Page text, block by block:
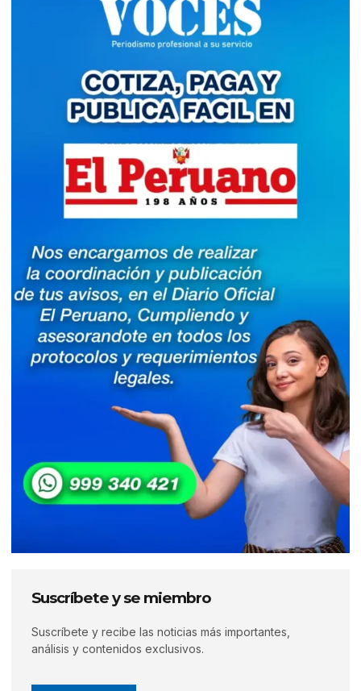
Suscríbete y se miembro
Suscríbete y recibe las noticias más importantes,
análisis y contenidos exclusivos.